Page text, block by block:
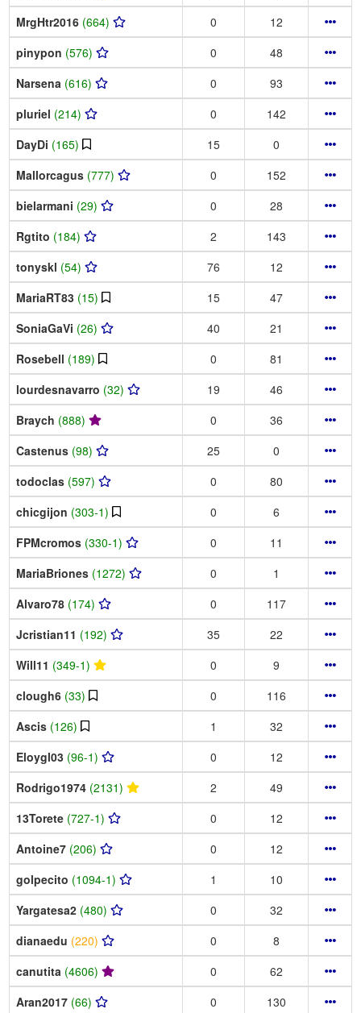
MrgHtr2016 (664) 0
12
pinypon (576) 0
48
Narsena (616) 0
93
pluriel (214) 0
142
DayDi (165) 15
0
Mallorcagus (777) 0
152
bielarmani (29) 0
28
Rgtito (184) 2
143
tonyskl (54) 76
12
MariaRT83 (15) 15
47
SoniaGaVi (26) 40
21
Rosebell (189) 0
81
lourdesnavarro (32) 19
46
Braych (888) 0
36
Castenus (98) 25
0
todoclas (597) 0
80
chicgijon (303-1) 0
6
FPMcromos (330-1) 0
11
MariaBriones (1272) 0
1
Alvaro78 (174) 0
117
Jcristian11 (192) 35
22
Will11 (349-1) 0
9
clough6 (33) 0
116
Ascis (126) 1
32
Eloygl03 (96-1) 0
12
Rodrigo1974 (2131) 2
49
13Torete (727-1) 0
12
Antoine7 (206) 0
12
golpecito (1094-1) 1
10
Yargatesa2 (480) 0
32
dianaedu (220) 0
8
canutita (4606) 0
62
Aran2017 (66) 0 130